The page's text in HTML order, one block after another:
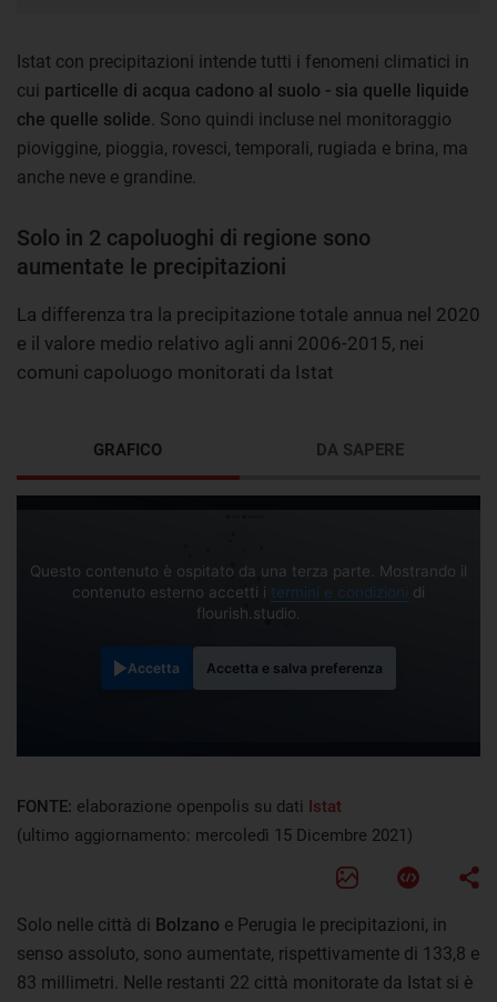
Istat con precipitazioni intende tutti i fenomeni climatici in
cui particelle di acqua cadono al suolo - sia quelle liquide
che quelle solide . Sono quindi incluse nel monitoraggio
pioviggine, pioggia, rovesci, temporali, rugiada e brina, ma
anche neve e grandine.
Solo in 2 capoluoghi di regione sono
aumentate le precipitazioni
La differenza tra la precipitazione totale annua nel 2020
e il valore medio relativo agli anni 2006-2015, nei
comuni capoluogo monitorati da Istat
GRAFICO
Questo contenuto è ospitato da una terza parte. Mostrando il
contenuto esterno accetti i termini e condizioni di
flourish.studio.
Accetta Accetta e salva preferenza
DA SAPERE
FONTE: elaborazione openpolis su dati Istat
(ultimo aggiornamento: mercoledì 15 Dicembre 2021)
Solo nelle città di Bolzano e Perugia le precipitazioni, in
senso assoluto, sono aumentate, rispettivamente di 133,8 e
83 millimetri. Nelle restanti 22 città monitorate da Istat si è